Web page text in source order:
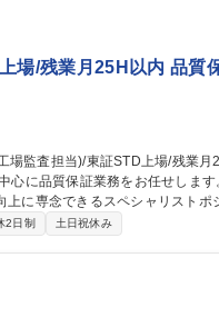
場/残業月25H以内 品質
心に品質保証業務をお任せしま
専念できるスペシャリストポジシ
と年1-2回の海外出張を通じ製造
場と協調しながら課題を解決し
2日制 土日祝休み